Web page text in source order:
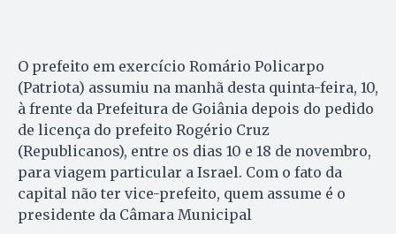
O prefeito em exercício Romário Policarpo
(Patriota) assumiu na manhã desta quinta-feira, 10,
à frente da Prefeitura de Goiânia depois do pedido
de licença do prefeito Rogério Cruz
(Republicanos), entre os dias 10 e 18 de novembro,
para viagem particular a Israel. Com o fato da
capital não ter vice-prefeito, quem assume é o
presidente da Câmara Municipal